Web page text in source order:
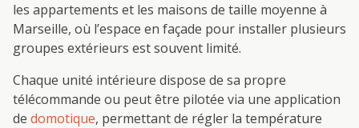
les appartements et les maisons de taille moyenne à
Marseille, où l’espace en façade pour installer plusieurs
groupes extérieurs est souvent limité.
Chaque unité intérieure dispose de sa propre
télécommande ou peut être pilotée via une application
de domotique, permettant de régler la température